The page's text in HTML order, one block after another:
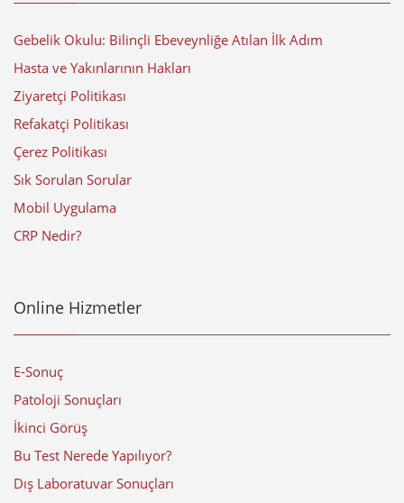
Gebelik Okulu: Bilinçli Ebeveynliğe Atılan İlk Adım
Hasta ve Yakınlarının Hakları
Ziyaretçi Politikası
Refakatçi Politikası
Çerez Politikası
Sık Sorulan Sorular
Mobil Uygulama
CRP Nedir?
Online Hizmetler
E-Sonuç
Patoloji Sonuçları
İkinci Görüş
Bu Test Nerede Yapılıyor?
Dış Laboratuvar Sonuçları